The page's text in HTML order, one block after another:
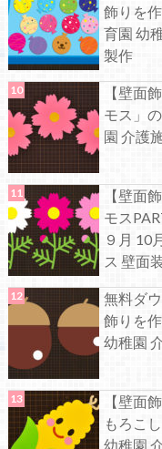
飾りを
育園 幼
製作
【壁面
モス」
園 介護
【壁面
モス
９月 10
ス 壁面
無料ダ
飾りを
幼稚園
【壁面
もろこ
幼稚園